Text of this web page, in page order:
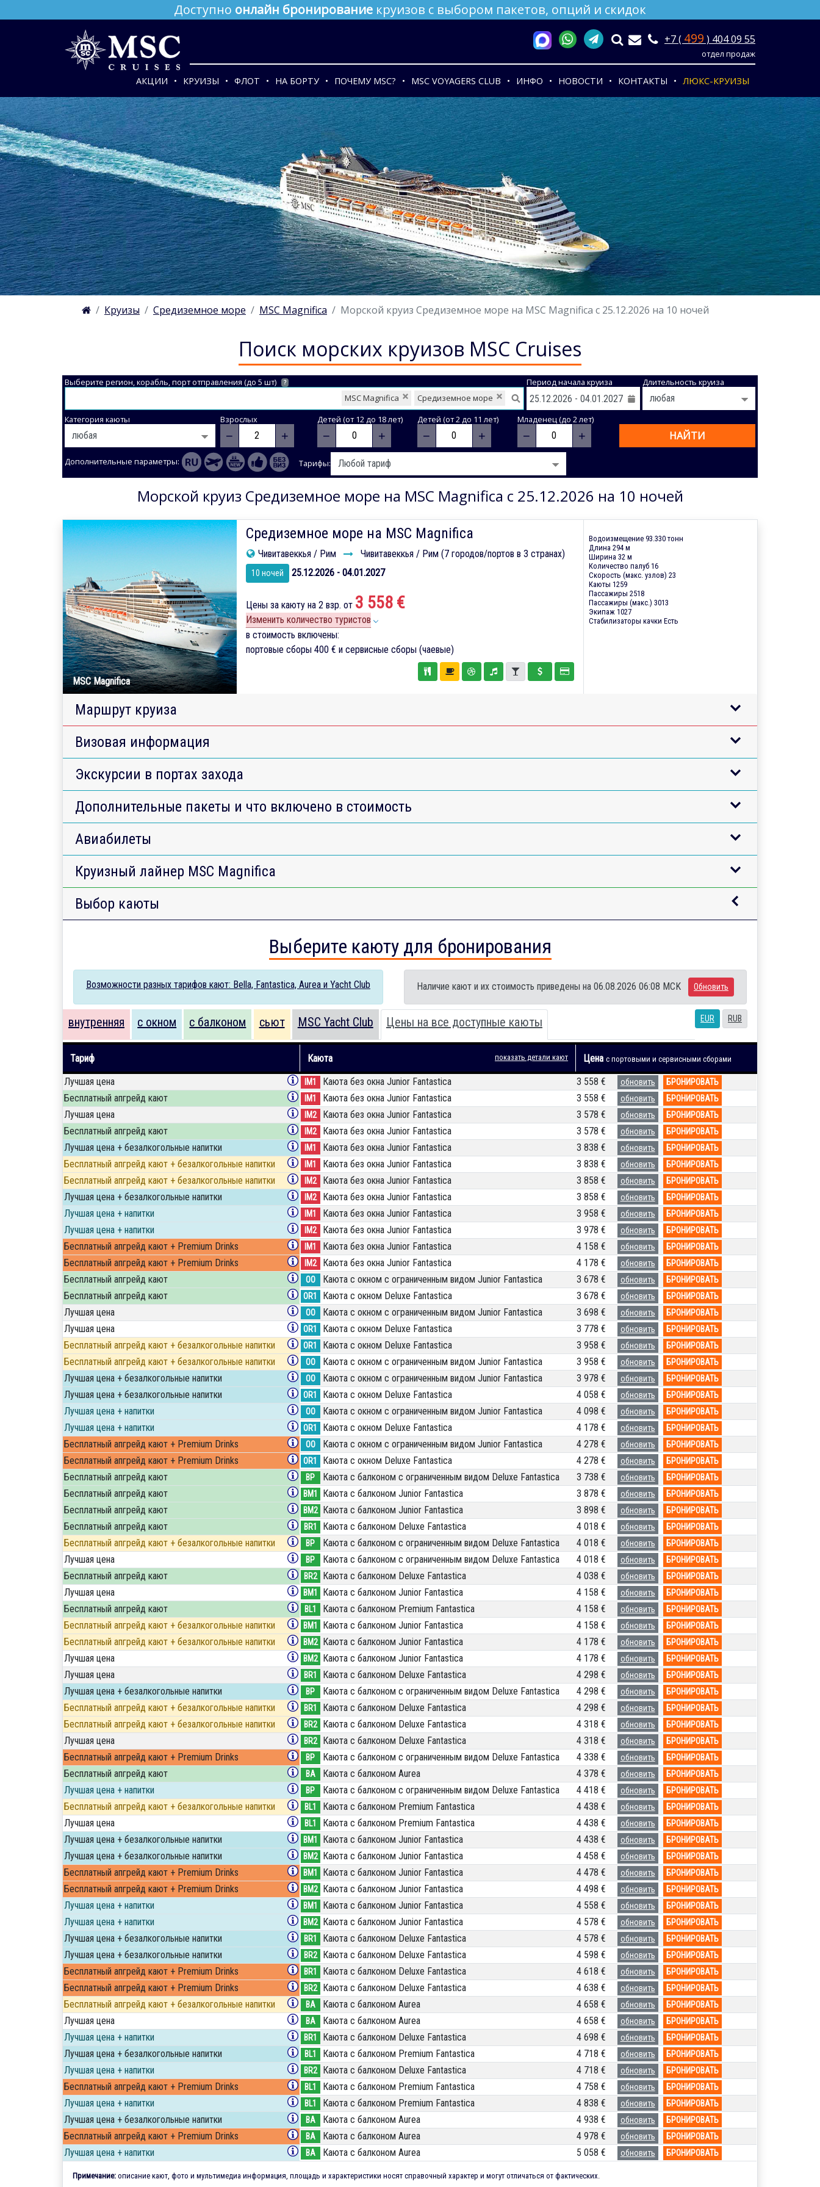
Доступно онлайн бронирование круизов с выбором пакетов, опций и скидок
+7 ( 499 ) 404 09 55
отдел продаж
АКЦИИ КРУИЗЫ ФЛОТ НА БОРТУ ПОЧЕМУ MSC? MSC VOYAGERS CLUB ИНФО НОВОСТИ КОНТАКТЫ ЛЮКС-КРУИЗЫ
Круизы Средиземное море MSC Magnifica Морской круиз Средиземное море на MSC Magnifica с 25.12.2026 на 10 ночей
Поиск морских круизов MSC Cruises
Выберите регион, корабль, порт отправления (до 5 шт) ?
Средиземное море
MSC Magnifica
Период начала круиза Длительность круиза
Категория каюты Взрослых
− +
Детей (от 12 до 18 лет)
− +
Детей (от 2 до 11 лет)
− +
Младенец (до 2 лет)
− + НАЙТИ
Дополнительные параметры: Тарифы:
Морской круиз Средиземное море на MSC Magnifica с 25.12.2026 на 10 ночей
MSC Magnifica
Средиземное море на MSC Magnifica
Чивитавеккья / Рим Чивитавеккья / Рим (7 городов/портов в 3 странах)
10 ночей 25.12.2026 - 04.01.2027
Цены за каюту на 2 взр. от 3 558 €
Изменить количество туристов
в стоимость включены:
портовые сборы 400 € и сервисные сборы (чаевые)
Водоизмещение 93.330 тонн
Длина 294 м
Ширина 32 м
Количество палуб 16
Скорость (макс. узлов) 23
Каюты 1259
Пассажиры 2518
Пассажиры (макс.) 3013
Экипаж 1027
Стабилизаторы качки Есть
Маршрут круиза
Визовая информация
Экскурсии в портах захода
Дополнительные пакеты и что включено в стоимость
Авиабилеты
Круизный лайнер MSC Magnifica
Выбор каюты
Выберите каюту для бронирования
Возможности разных тарифов кают: Bella, Fantastica, Aurea и Yacht Club Наличие кают и их стоимость приведены на 06.08.2026 06:08 MCK Обновить
EUR RUB
внутренняя с окном с балконом сьют MSC Yacht Club Цены на все доступные каюты
Тариф Каюта показать детали кают Цена с портовыми и сервисными сборами
Лучшая цена IM1 Каюта без окна Junior Fantastica 3 558 € обновить БРОНИРОВАТЬ
Бесплатный апгрейд кают IM1 Каюта без окна Junior Fantastica 3 558 € обновить БРОНИРОВАТЬ
Лучшая цена IM2 Каюта без окна Junior Fantastica 3 578 € обновить БРОНИРОВАТЬ
Бесплатный апгрейд кают IM2 Каюта без окна Junior Fantastica 3 578 € обновить БРОНИРОВАТЬ
Лучшая цена + безалкогольные напитки IM1 Каюта без окна Junior Fantastica 3 838 € обновить БРОНИРОВАТЬ
Бесплатный апгрейд кают + безалкогольные напитки IM1 Каюта без окна Junior Fantastica 3 838 € обновить БРОНИРОВАТЬ
Бесплатный апгрейд кают + безалкогольные напитки IM2 Каюта без окна Junior Fantastica 3 858 € обновить БРОНИРОВАТЬ
Лучшая цена + безалкогольные напитки IM2 Каюта без окна Junior Fantastica 3 858 € обновить БРОНИРОВАТЬ
Лучшая цена + напитки IM1 Каюта без окна Junior Fantastica 3 958 € обновить БРОНИРОВАТЬ
Лучшая цена + напитки IM2 Каюта без окна Junior Fantastica 3 978 € обновить БРОНИРОВАТЬ
Бесплатный апгрейд кают + Premium Drinks IM1 Каюта без окна Junior Fantastica 4 158 € обновить БРОНИРОВАТЬ
Бесплатный апгрейд кают + Premium Drinks IM2 Каюта без окна Junior Fantastica 4 178 € обновить БРОНИРОВАТЬ
Бесплатный апгрейд кают OO Каюта с окном с ограниченным видом Junior Fantastica 3 678 € обновить БРОНИРОВАТЬ
Бесплатный апгрейд кают OR1 Каюта с окном Deluxe Fantastica 3 678 € обновить БРОНИРОВАТЬ
Лучшая цена OO Каюта с окном с ограниченным видом Junior Fantastica 3 698 € обновить БРОНИРОВАТЬ
Лучшая цена OR1 Каюта с окном Deluxe Fantastica 3 778 € обновить БРОНИРОВАТЬ
Бесплатный апгрейд кают + безалкогольные напитки OR1 Каюта с окном Deluxe Fantastica 3 958 € обновить БРОНИРОВАТЬ
Бесплатный апгрейд кают + безалкогольные напитки OO Каюта с окном с ограниченным видом Junior Fantastica 3 958 € обновить БРОНИРОВАТЬ
Лучшая цена + безалкогольные напитки OO Каюта с окном с ограниченным видом Junior Fantastica 3 978 € обновить БРОНИРОВАТЬ
Лучшая цена + безалкогольные напитки OR1 Каюта с окном Deluxe Fantastica 4 058 € обновить БРОНИРОВАТЬ
Лучшая цена + напитки OO Каюта с окном с ограниченным видом Junior Fantastica 4 098 € обновить БРОНИРОВАТЬ
Лучшая цена + напитки OR1 Каюта с окном Deluxe Fantastica 4 178 € обновить БРОНИРОВАТЬ
Бесплатный апгрейд кают + Premium Drinks OO Каюта с окном с ограниченным видом Junior Fantastica 4 278 € обновить БРОНИРОВАТЬ
Бесплатный апгрейд кают + Premium Drinks OR1 Каюта с окном Deluxe Fantastica 4 278 € обновить БРОНИРОВАТЬ
Бесплатный апгрейд кают BP Каюта с балконом c ограниченным видом Deluxe Fantastica 3 738 € обновить БРОНИРОВАТЬ
Бесплатный апгрейд кают BM1 Каюта с балконом Junior Fantastica 3 878 € обновить БРОНИРОВАТЬ
Бесплатный апгрейд кают BM2 Каюта с балконом Junior Fantastica 3 898 € обновить БРОНИРОВАТЬ
Бесплатный апгрейд кают BR1 Каюта с балконом Deluxe Fantastica 4 018 € обновить БРОНИРОВАТЬ
Бесплатный апгрейд кают + безалкогольные напитки BP Каюта с балконом c ограниченным видом Deluxe Fantastica 4 018 € обновить БРОНИРОВАТЬ
Лучшая цена BP Каюта с балконом c ограниченным видом Deluxe Fantastica 4 018 € обновить БРОНИРОВАТЬ
Бесплатный апгрейд кают BR2 Каюта с балконом Deluxe Fantastica 4 038 € обновить БРОНИРОВАТЬ
Лучшая цена BM1 Каюта с балконом Junior Fantastica 4 158 € обновить БРОНИРОВАТЬ
Бесплатный апгрейд кают BL1 Каюта с балконом Premium Fantastica 4 158 € обновить БРОНИРОВАТЬ
Бесплатный апгрейд кают + безалкогольные напитки BM1 Каюта с балконом Junior Fantastica 4 158 € обновить БРОНИРОВАТЬ
Бесплатный апгрейд кают + безалкогольные напитки BM2 Каюта с балконом Junior Fantastica 4 178 € обновить БРОНИРОВАТЬ
Лучшая цена BM2 Каюта с балконом Junior Fantastica 4 178 € обновить БРОНИРОВАТЬ
Лучшая цена BR1 Каюта с балконом Deluxe Fantastica 4 298 € обновить БРОНИРОВАТЬ
Лучшая цена + безалкогольные напитки BP Каюта с балконом c ограниченным видом Deluxe Fantastica 4 298 € обновить БРОНИРОВАТЬ
Бесплатный апгрейд кают + безалкогольные напитки BR1 Каюта с балконом Deluxe Fantastica 4 298 € обновить БРОНИРОВАТЬ
Бесплатный апгрейд кают + безалкогольные напитки BR2 Каюта с балконом Deluxe Fantastica 4 318 € обновить БРОНИРОВАТЬ
Лучшая цена BR2 Каюта с балконом Deluxe Fantastica 4 318 € обновить БРОНИРОВАТЬ
Бесплатный апгрейд кают + Premium Drinks BP Каюта с балконом c ограниченным видом Deluxe Fantastica 4 338 € обновить БРОНИРОВАТЬ
Бесплатный апгрейд кают BA Каюта с балконом Aurea 4 378 € обновить БРОНИРОВАТЬ
Лучшая цена + напитки BP Каюта с балконом c ограниченным видом Deluxe Fantastica 4 418 € обновить БРОНИРОВАТЬ
Бесплатный апгрейд кают + безалкогольные напитки BL1 Каюта с балконом Premium Fantastica 4 438 € обновить БРОНИРОВАТЬ
Лучшая цена BL1 Каюта с балконом Premium Fantastica 4 438 € обновить БРОНИРОВАТЬ
Лучшая цена + безалкогольные напитки BM1 Каюта с балконом Junior Fantastica 4 438 € обновить БРОНИРОВАТЬ
Лучшая цена + безалкогольные напитки BM2 Каюта с балконом Junior Fantastica 4 458 € обновить БРОНИРОВАТЬ
Бесплатный апгрейд кают + Premium Drinks BM1 Каюта с балконом Junior Fantastica 4 478 € обновить БРОНИРОВАТЬ
Бесплатный апгрейд кают + Premium Drinks BM2 Каюта с балконом Junior Fantastica 4 498 € обновить БРОНИРОВАТЬ
Лучшая цена + напитки BM1 Каюта с балконом Junior Fantastica 4 558 € обновить БРОНИРОВАТЬ
Лучшая цена + напитки BM2 Каюта с балконом Junior Fantastica 4 578 € обновить БРОНИРОВАТЬ
Лучшая цена + безалкогольные напитки BR1 Каюта с балконом Deluxe Fantastica 4 578 € обновить БРОНИРОВАТЬ
Лучшая цена + безалкогольные напитки BR2 Каюта с балконом Deluxe Fantastica 4 598 € обновить БРОНИРОВАТЬ
Бесплатный апгрейд кают + Premium Drinks BR1 Каюта с балконом Deluxe Fantastica 4 618 € обновить БРОНИРОВАТЬ
Бесплатный апгрейд кают + Premium Drinks BR2 Каюта с балконом Deluxe Fantastica 4 638 € обновить БРОНИРОВАТЬ
Бесплатный апгрейд кают + безалкогольные напитки BA Каюта с балконом Aurea 4 658 € обновить БРОНИРОВАТЬ
Лучшая цена BA Каюта с балконом Aurea 4 658 € обновить БРОНИРОВАТЬ
Лучшая цена + напитки BR1 Каюта с балконом Deluxe Fantastica 4 698 € обновить БРОНИРОВАТЬ
Лучшая цена + безалкогольные напитки BL1 Каюта с балконом Premium Fantastica 4 718 € обновить БРОНИРОВАТЬ
Лучшая цена + напитки BR2 Каюта с балконом Deluxe Fantastica 4 718 € обновить БРОНИРОВАТЬ
Бесплатный апгрейд кают + Premium Drinks BL1 Каюта с балконом Premium Fantastica 4 758 € обновить БРОНИРОВАТЬ
Лучшая цена + напитки BL1 Каюта с балконом Premium Fantastica 4 838 € обновить БРОНИРОВАТЬ
Лучшая цена + безалкогольные напитки BA Каюта с балконом Aurea 4 938 € обновить БРОНИРОВАТЬ
Бесплатный апгрейд кают + Premium Drinks BA Каюта с балконом Aurea 4 978 € обновить БРОНИРОВАТЬ
Лучшая цена + напитки BA Каюта с балконом Aurea 5 058 € обновить БРОНИРОВАТЬ
Примечание: описание кают, фото и мультимедиа информация, площадь и характеристики носят справочный характер и могут отличаться от фактических.